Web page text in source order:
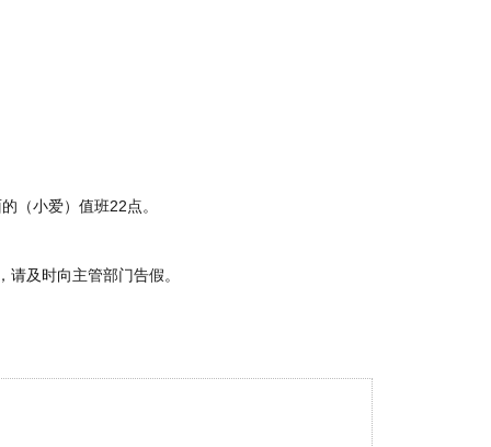
（小爱）值班22点。
及时向主管部门告假。